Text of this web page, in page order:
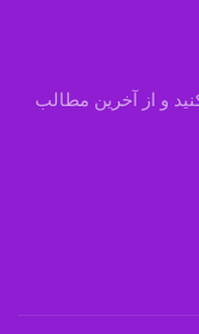
و از آخرین مطالب